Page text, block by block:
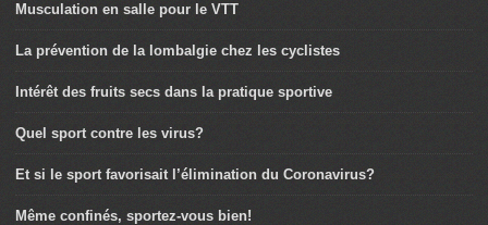
Musculation en salle pour le VTT
La prévention de la lombalgie chez les cyclistes
Intérêt des fruits secs dans la pratique sportive
Quel sport contre les virus?
Et si le sport favorisait l’élimination du Coronavirus?
Même confinés, sportez-vous bien!